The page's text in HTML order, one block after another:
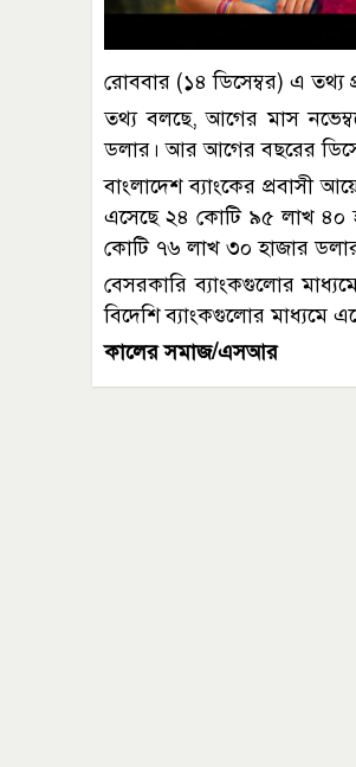
রোববার (১৪ ডিসেম্বর) এ তথ্য
তথ্য বলছে, আগের মাস
ডলার। আর আগের বছরের
বাংলাদেশ ব্যাংকের প্রবাসী
এসেছে ২৪ কোটি ৯৫ লাখ ৪০
কোটি ৭৬ লাখ ৩০ হাজার
বেসরকারি ব্যাংকগুলোর
বিদেশি ব্যাংকগুলোর মাধ্যমে
কালের সমাজ/এসআর